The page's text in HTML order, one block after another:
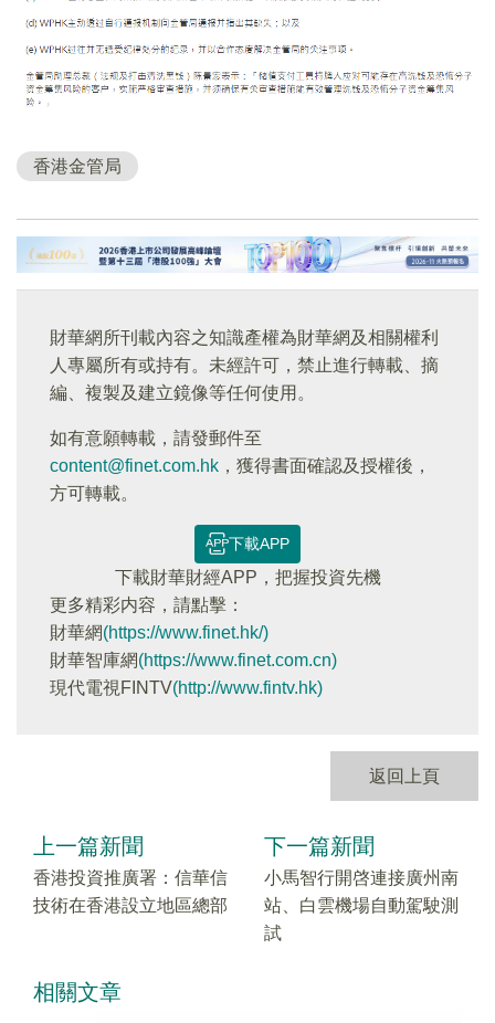
香港金管局
財華網所刊載內容之知識產權為財華網及相關權利
人專屬所有或持有。未經許可，禁止進行轉載、摘
編、複製及建立鏡像等任何使用。
如有意願轉載，請發郵件至
content@finet.com.hk ，獲得書面確認及授權後，
方可轉載。
下載APP
下載財華財經APP，把握投資先機
更多精彩内容，請點擊：
財華網(https://www.finet.hk/)
財華智庫網(https://www.finet.com.cn)
現代電視FINTV(http://www.fintv.hk)
返回上頁
上一篇新聞
香港投資推廣署：信華信
技術在香港設立地區總部
下一篇新聞
小馬智行開啓連接廣州南
站、白雲機場自動駕駛測
試
相關文章